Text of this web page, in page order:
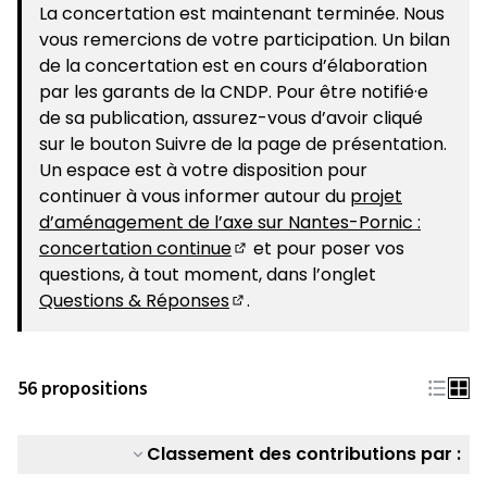
La concertation est maintenant terminée. Nous
vous remercions de votre participation. Un bilan
de la concertation est en cours d’élaboration
par les garants de la CNDP. Pour être notifié·e
de sa publication, assurez-vous d’avoir cliqué
sur le bouton Suivre de la page de présentation.
Un espace est à votre disposition pour
continuer à vous informer autour du projet
d’aménagement de l’axe sur Nantes-Pornic :
concertation continue
(S'ouvre dans un nouvel
et pour poser vos
questions, à tout moment, dans l’onglet
Questions & Réponses
.
56 propositions
Classement des contributions par :